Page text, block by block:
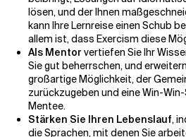
lösen, und der Ihnen
kann Ihre Lernreise einen Schub
allem ist, dass Exercism diese
Als Mentor vertiefen Sie Ihr
Sie gut beherrschen, und
großartige Möglichkeit, der
zurückzugeben und eine Win-
Mentee.
Stärken Sie Ihren Lebenslauf,
die Sprachen, mit denen Sie